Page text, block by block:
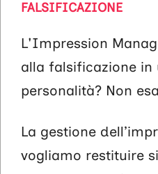
FALSIFICAZIONE
L'Impression
alla falsificazione in
personalità? Non
La gestione
vogliamo restituire